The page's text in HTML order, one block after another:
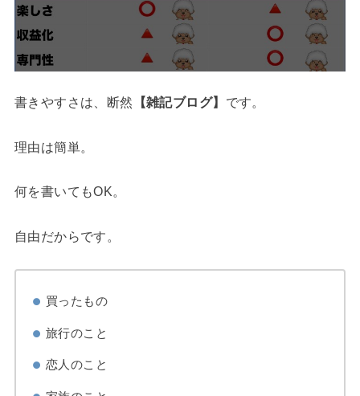
書きやすさは、断然 【雑記ブログ】 です。
理由は簡単。
何を書いてもOK。
自由だからです。
買ったもの
旅行のこと
恋人のこと